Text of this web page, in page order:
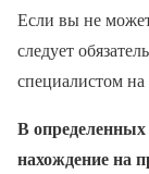
Если вы не
следует
специалистом
В определенных
нахождение на